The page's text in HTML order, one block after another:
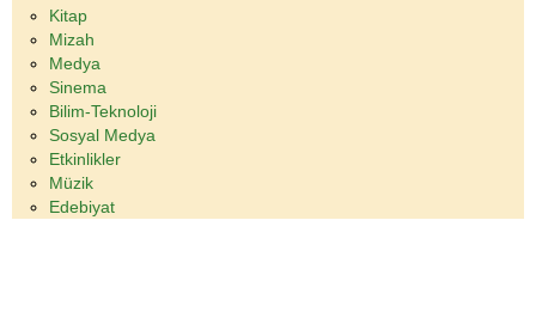
Kitap
Mizah
Medya
Sinema
Bilim-Teknoloji
Sosyal Medya
Etkinlikler
Müzik
Edebiyat